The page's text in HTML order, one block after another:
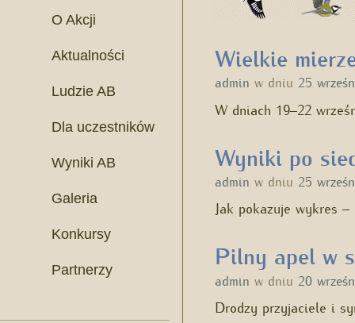
O Akcji
Aktualności
Ludzie AB
Dla uczestników
Wyniki AB
Galeria
Konkursy
Partnerzy
Wielkie
admin w dniu 25
W dniach 19–22
Wyniki po
admin w dniu 25
Jak pokazuje wykres
Pilny apel w
admin w dniu 20
Drodzy przyjaciele i